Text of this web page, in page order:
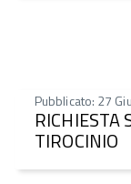
Pubblicato: 27
RICHIESTA
TIROCINIO